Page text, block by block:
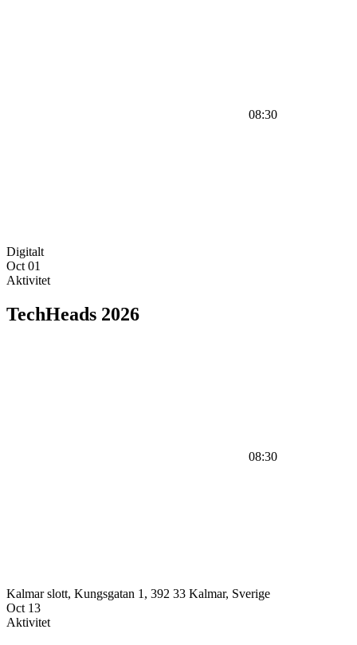
08:30
Digitalt
Oct 01
Aktivitet
TechHeads 2026
08:30
Kalmar slott, Kungsgatan 1, 392 33 Kalmar, Sverige
Oct 13
Aktivitet